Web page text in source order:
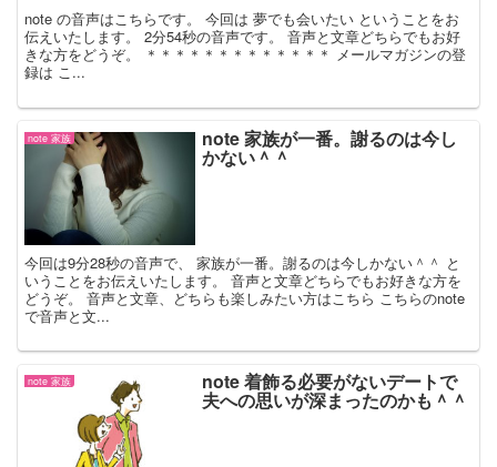
note の音声はこちらです。 今回は 夢でも会いたい ということをお
伝えいたします。 2分54秒の音声です。 音声と文章どちらでもお好
きな方をどうぞ。 ＊＊＊＊＊＊＊＊＊＊＊＊＊ メールマガジンの登
録は こ...
note 家族 note 家族が一番。謝るのは今し
かない＾＾
今回は9分28秒の音声で、 家族が一番。謝るのは今しかない＾＾ と
いうことをお伝えいたします。 音声と文章どちらでもお好きな方を
どうぞ。 音声と文章、どちらも楽しみたい方はこちら こちらのnote
で音声と文...
note 家族 note 着飾る必要がないデートで
夫への思いが深まったのかも＾＾